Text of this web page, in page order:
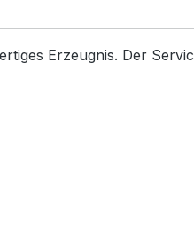
Erzeugnis. Der